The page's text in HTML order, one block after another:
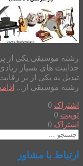
رشته موسیقی یکی از
جذابیت های بسیار
تبدیل به یکی از پر
رشته موسیقی از...
اشتراک 0
توییت 0
اشتراک 0
ارتباط با مشاور